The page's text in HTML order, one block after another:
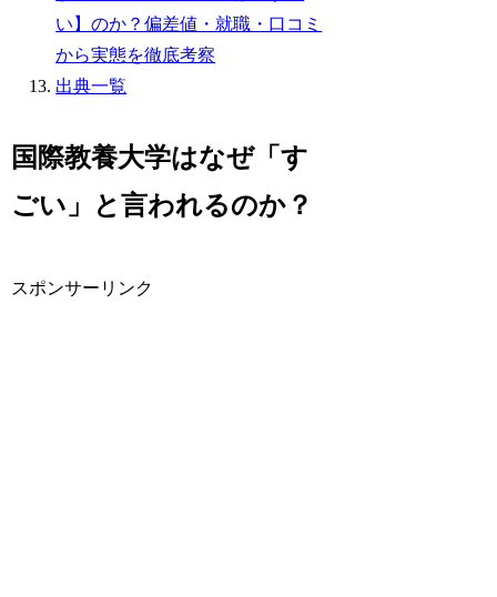
い】のか？偏差値・就職・口コミ
から実態を徹底考察
出典一覧
国際教養大学はなぜ「す
ごい」と言われるのか？
スポンサーリンク